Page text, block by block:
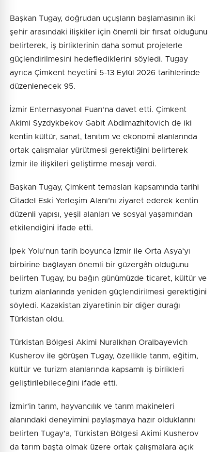
Başkan Tugay, doğrudan uçuşların başlamasının iki
şehir arasındaki ilişkiler için önemli bir fırsat olduğunu
belirterek, iş birliklerinin daha somut projelerle
güçlendirilmesini hedeflediklerini söyledi. Tugay
ayrıca Çimkent heyetini 5-13 Eylül 2026 tarihlerinde
düzenlenecek 95.
İzmir Enternasyonal Fuarı’na davet etti. Çimkent
Akimi Syzdykbekov Gabit Abdimazhitovich de iki
kentin kültür, sanat, tanıtım ve ekonomi alanlarında
ortak çalışmalar yürütmesi gerektiğini belirterek
İzmir ile ilişkileri geliştirme mesajı verdi.
Başkan Tugay, Çimkent temasları kapsamında tarihi
Citadel Eski Yerleşim Alanı’nı ziyaret ederek kentin
düzenli yapısı, yeşil alanları ve sosyal yaşamından
etkilendiğini ifade etti.
İpek Yolu’nun tarih boyunca İzmir ile Orta Asya’yı
birbirine bağlayan önemli bir güzergâh olduğunu
belirten Tugay, bu bağın günümüzde ticaret, kültür ve
turizm alanlarında yeniden güçlendirilmesi gerektiğini
söyledi. Kazakistan ziyaretinin bir diğer durağı
Türkistan oldu.
Türkistan Bölgesi Akimi Nuralkhan Oralbayevich
Kusherov ile görüşen Tugay, özellikle tarım, eğitim,
kültür ve turizm alanlarında kapsamlı iş birlikleri
geliştirilebileceğini ifade etti.
İzmir’in tarım, hayvancılık ve tarım makineleri
alanındaki deneyimini paylaşmaya hazır olduklarını
belirten Tugay’a, Türkistan Bölgesi Akimi Kusherov
da tarım başta olmak üzere ortak çalışmalara açık